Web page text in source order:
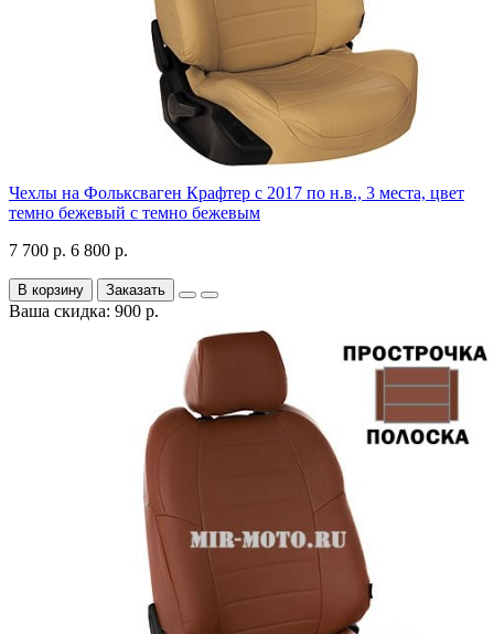
Чехлы на Фольксваген Крафтер с 2017 по н.в., 3 места, цвет
темно бежевый с темно бежевым
7 700 р. 6 800 р.
В корзину Заказать
Ваша скидка: 900 р.